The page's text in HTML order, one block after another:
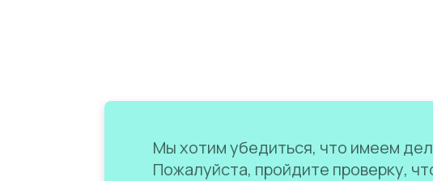
Мы хотим убедиться, что имеем
Пожалуйста, пройдите проверку,